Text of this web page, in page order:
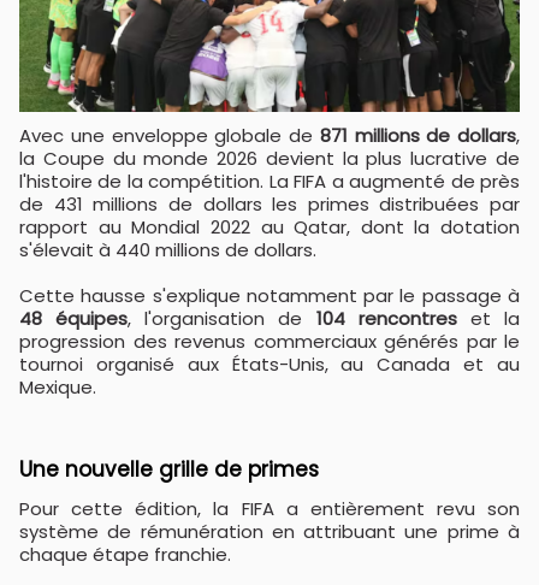
Avec une enveloppe globale de 871 millions de dollars,
la Coupe du monde 2026 devient la plus lucrative de
l'histoire de la compétition. La FIFA a augmenté de près
de 431 millions de dollars les primes distribuées par
rapport au Mondial 2022 au Qatar, dont la dotation
s'élevait à 440 millions de dollars.
Cette hausse s'explique notamment par le passage à
48 équipes, l'organisation de 104 rencontreset la
progression des revenus commerciaux générés par le
tournoi organisé aux États-Unis, au Canada et au
Mexique.
Une nouvelle grille de primes
Pour cette édition, la FIFA a entièrement revu son
système de rémunération en attribuant une prime à
chaque étape franchie.